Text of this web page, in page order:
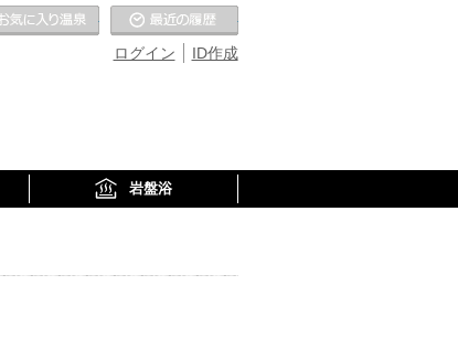
ID作成
ログイン
お気に入りの温泉
岩盤浴